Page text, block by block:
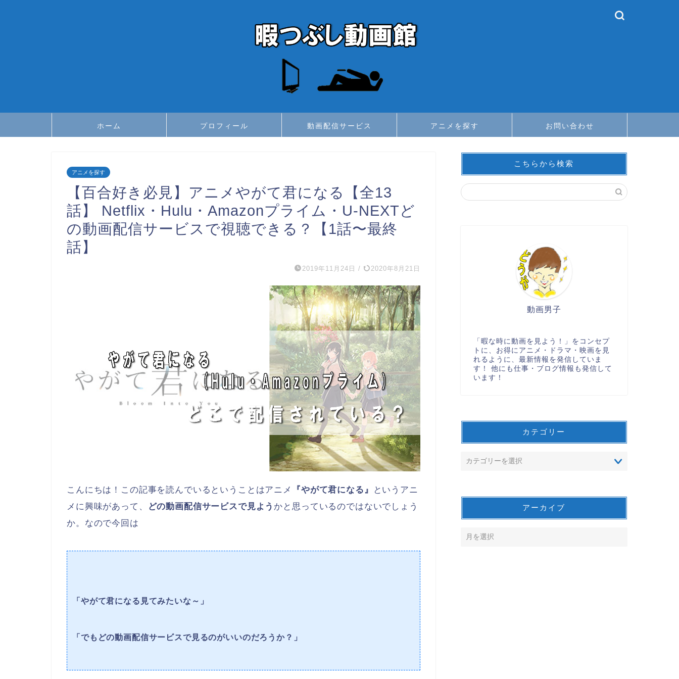
ホーム プロフィール 動画配信サービス アニメを探す お問い合わせ
アニメを探す
【百合好き必見】アニメやがて君になる【全13
話】 Netflix・Hulu・Amazonプライム・U-NEXTど
の動画配信サービスで視聴できる？【1話〜最終
話】
2019年11月24日 / 2020年8月21日
こんにちは！この記事を読んでいるということはアニメ 『やがて君になる』
というアニ
メに興味があって、
どの動画配信サービスで見よう かと思っているのではないでしょう
か。なので今回は
「やがて君になる見てみたいな～」
「でもどの動画配信サービスで見るのがいいのだろうか？」
こちらから検索
動画男子
「暇な時に動画を見よう！」をコンセプ
トに、お得にアニメ・ドラマ・映画を見
れるように、最新情報を発信していま
す！ 他にも仕事・ブログ情報も発信して
います！
カテゴリー
アーカイブ